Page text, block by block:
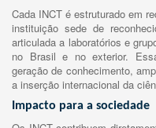
Cada INCT é estruturado em
instituição sede de
articulada a laboratórios e
no Brasil e no exterior.
geração de conhecimento,
a inserção internacional da
Impacto para a sociedade